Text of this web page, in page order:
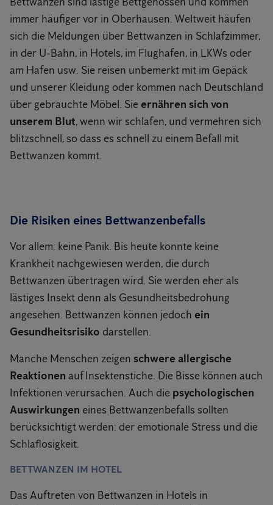
immer häufiger vor in Oberhausen. Weltweit häufen
sich die Meldungen über Bettwanzen in Schlafzimmer,
in der U-Bahn, in Hotels, im Flughafen, in LKWs oder
am Hafen usw. Sie reisen unbemerkt mit im Gepäck
und unserer Kleidung oder kommen nach Deutschland
über gebrauchte Möbel. Sie ernähren sich von
unserem Blut, wenn wir schlafen, und vermehren sich
blitzschnell, so dass es schnell zu einem Befall mit
Bettwanzen kommt.
Die Risiken eines Bettwanzenbefalls
Vor allem: keine Panik. Bis heute konnte keine
Krankheit nachgewiesen werden, die durch
Bettwanzen übertragen wird. Sie werden eher als
lästiges Insekt denn als Gesundheitsbedrohung
angesehen. Bettwanzen können jedoch ein
Gesundheitsrisiko darstellen.
Manche Menschen zeigen schwere allergische
Reaktionen auf Insektenstiche. Die Bisse können auch
Infektionen verursachen. Auch die psychologischen
Auswirkungen eines Bettwanzenbefalls sollten
berücksichtigt werden: der emotionale Stress und die
Schlaflosigkeit.
BETTWANZEN IM HOTEL
Das Auftreten von Bettwanzen in Hotels in